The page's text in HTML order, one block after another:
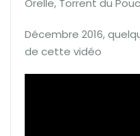
Orelle, Torrent du
Décembre 2016,
de cette vidéo